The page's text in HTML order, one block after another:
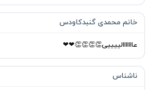
خانم محمدی گنبدکاودس
عااااااالییییی👏👏👏👏❤❤
ناشناس